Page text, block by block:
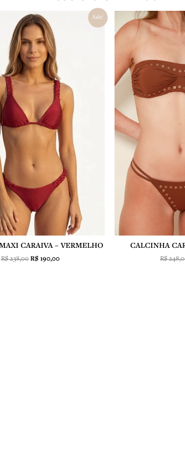
Sale!
CARAIVA – VERMELHO
R$238,00
O
preço
original
era:
R$ 238,00.
R$ 190,00
CALCINHA
R$